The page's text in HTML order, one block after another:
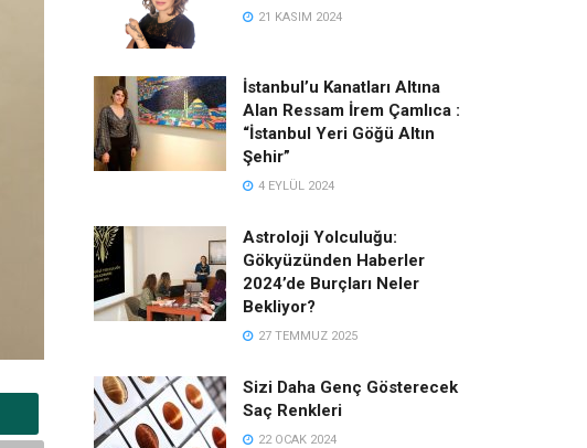
21 KASIM 2024
İstanbul’u Kanatları Altına
Alan Ressam İrem Çamlıca :
“İstanbul Yeri Göğü Altın
Şehir”
4 EYLÜL 2024
Astroloji Yolculuğu:
Gökyüzünden Haberler
2024’de Burçları Neler
Bekliyor?
27 TEMMUZ 2025
Sizi Daha Genç Gösterecek
Saç Renkleri
22 OCAK 2024